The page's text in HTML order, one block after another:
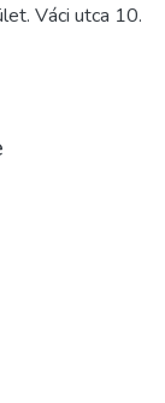
Váci utca 10.